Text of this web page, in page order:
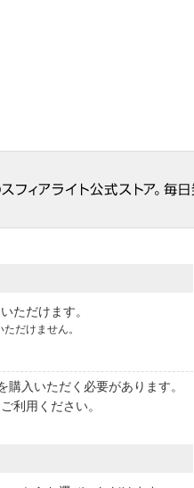
ただけます。
だけません。
入いただく必要があります。
利用ください。